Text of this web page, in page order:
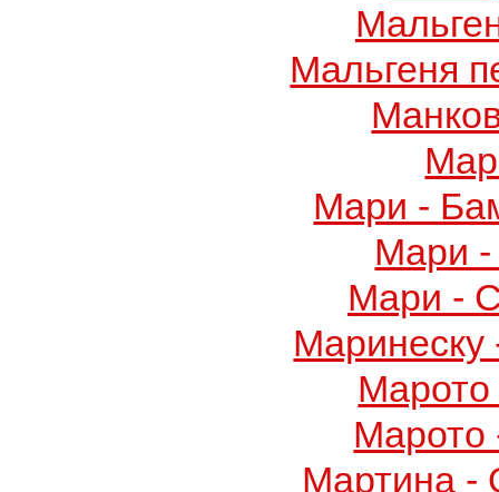
Мальгеня
Мари -
Мари -
Мари -
Марото
Марото
Мартина -